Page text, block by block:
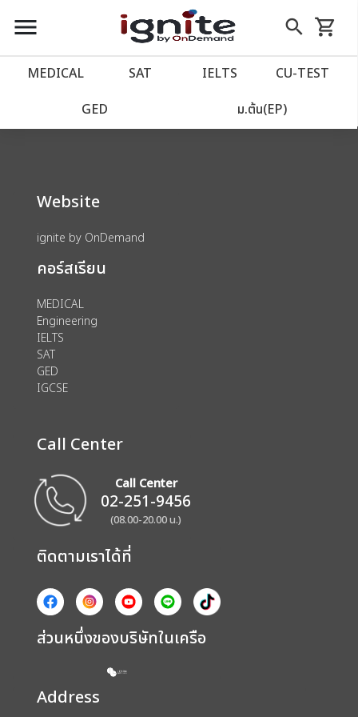
close
account_balance หน้าแรก
เว็บไซต์อิกไนท์
import_contacts วางแผนการเรียน
account_circle เข้าสู่ระบบ
assignment ลงทะเบียน
menu search
Skip
to
shopping_cart
รถเข็น
MEDICAL SAT IELTS CU‑TEST
GED ม.ต้น(EP)
We could not find anything for 80002021
Website
ignite by OnDemand
คอร์สเรียน
MEDICAL
Engineering
IELTS
SAT
GED
IGCSE
Call Center
Call Center
02-251-9456
(08.00-20.00 น.)
ติดตามเราได้ที่
ส่วนหนึ่งของบริษัทในเครือ
Address